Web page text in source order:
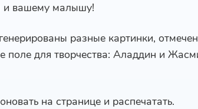
и вашему малышу!
разные картинки,
поле для творчества: Аладдин и
на странице и распечатать.